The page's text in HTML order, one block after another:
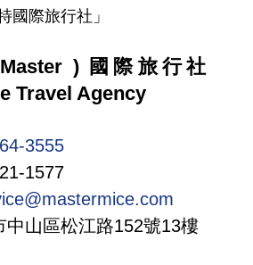
國際旅行社」
) 國際旅行社
Travel Agency
3555
1577
中山區松江路152號13樓